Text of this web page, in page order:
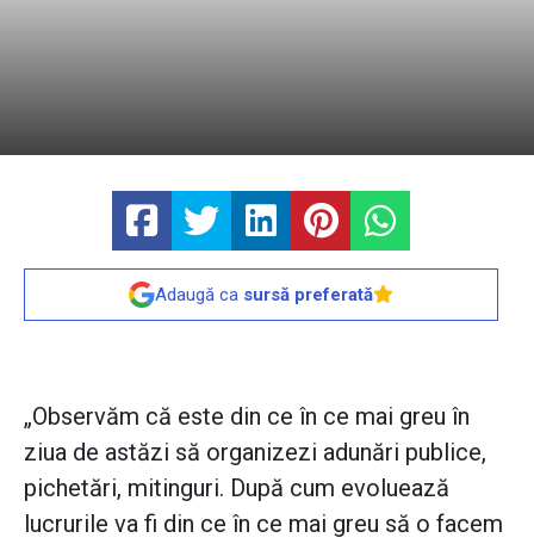
Adaugă ca sursă preferată
„Observăm că este din ce în ce mai greu în
ziua de astăzi să organizezi adunări publice,
pichetări, mitinguri. După cum evoluează
lucrurile va fi din ce în ce mai greu să o facem